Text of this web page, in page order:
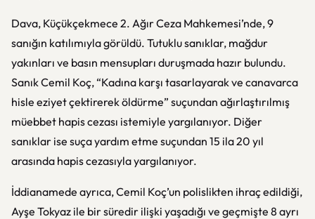
Dava, Küçükçekmece 2. Ağır Ceza Mahkemesi’nde, 9
sanığın katılımıyla görüldü. Tutuklu sanıklar, mağdur
yakınları ve basın mensupları duruşmada hazır bulundu.
Sanık Cemil Koç, “Kadına karşı tasarlayarak ve canavarca
hisle eziyet çektirerek öldürme” suçundan ağırlaştırılmış
müebbet hapis cezası istemiyle yargılanıyor. Diğer
sanıklar ise suça yardım etme suçundan 15 ila 20 yıl
arasında hapis cezasıyla yargılanıyor.
İddianamede ayrıca, Cemil Koç’un polislikten ihraç edildiği,
Ayşe Tokyaz ile bir süredir ilişki yaşadığı ve geçmişte 8 ayrı